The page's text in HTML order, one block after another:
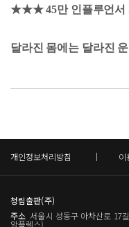
14. 서서 하는 하체 운동
17. 코어 운동 : 벽 밀며
Q & A. 노년기의 근육
Part 4. 공원과 산속 공
02. 공원 유산소, 무산소
03. 야외 기구운동 : 허리
생활, 일, 취미, 여행도
니다.
려면 준비도 필요하고,
않거나 몸이 무겁게 느
가 많습니다. 나이가 들
상황도 많습니다. 그러
있지 않다는 점입니다.
자립을 지키는 ‘근육의
◦ 한국체육대학교 노인
◦ 차의과대학교 스포츠
◦ 서울시·이화여자대학
★★★ 45만 인플루언서
달라진 몸에는 달라진
우리 사회에서 ‘100세
3.5년으로 OECD(경제
은 수준이다. 그러나 기
개인정보처리방침 이
청림출판(주)
주소 서울시 성동구 아차산로 17
앙플렉스)